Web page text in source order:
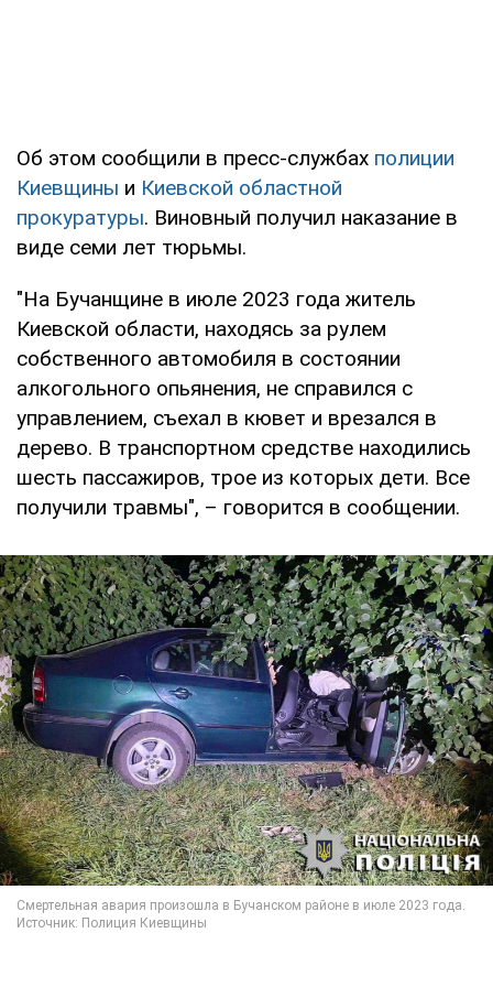
Об этом сообщили в пресс-службах полиции
Киевщины и Киевской областной
прокуратуры. Виновный получил наказание в
виде семи лет тюрьмы.
"На Бучанщине в июле 2023 года житель
Киевской области, находясь за рулем
собственного автомобиля в состоянии
алкогольного опьянения, не справился с
управлением, съехал в кювет и врезался в
дерево. В транспортном средстве находились
шесть пассажиров, трое из которых дети. Все
получили травмы", – говорится в сообщении.